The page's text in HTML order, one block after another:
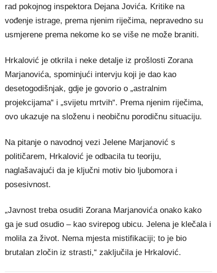
rad pokojnog inspektora Dejana Jovića. Kritike na
vođenje istrage, prema njenim riječima, nepravedno su
usmjerene prema nekome ko se više ne može braniti.
Hrkalović je otkrila i neke detalje iz prošlosti Zorana
Marjanovića, spominjući intervju koji je dao kao
desetogodišnjak, gdje je govorio o „astralnim
projekcijama“ i „svijetu mrtvih“. Prema njenim riječima,
ovo ukazuje na složenu i neobičnu porodičnu situaciju.
Na pitanje o navodnoj vezi Jelene Marjanović s
političarem, Hrkalović je odbacila tu teoriju,
naglašavajući da je ključni motiv bio ljubomora i
posesivnost.
„Javnost treba osuditi Zorana Marjanovića onako kako
ga je sud osudio – kao svirepog ubicu. Jelena je klečala i
molila za život. Nema mjesta mistifikaciji; to je bio
brutalan zločin iz strasti,“ zaključila je Hrkalović.